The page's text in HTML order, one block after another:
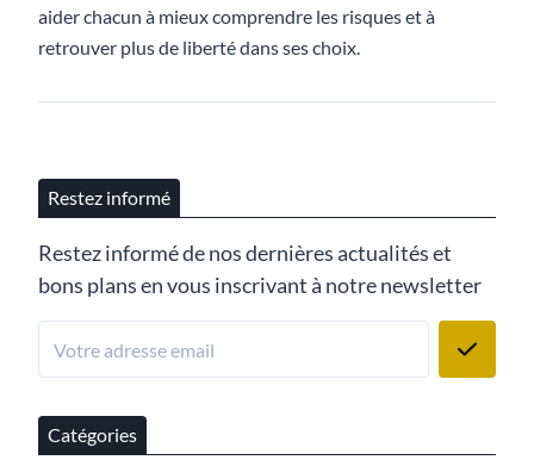
aider chacun à mieux comprendre les risques et à
retrouver plus de liberté dans ses choix.
Restez informé
Restez informé de nos dernières actualités et
bons plans en vous inscrivant à notre newsletter
Catégories